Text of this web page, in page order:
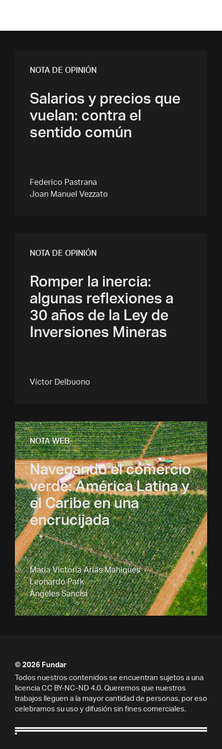
NOTA DE OPINIÓN
Salarios y precios que
vuelan: contra el
sentido común
Federico Pastrana
Joan Manuel Vezzato
NOTA DE OPINIÓN
Romper la inercia:
algunas reflexiones a
30 años de la Ley de
Inversiones Mineras
Víctor Delbuono
NOTA WEB
Navegando el comercio
verde: América Latina y
el Caribe en una
encrucijada
Maria Victoria Arias Mahiques
Leonardo Park
Ángeles Sancisi
© 2026 Fundar
Todos nuestros contenidos se encuentran sujetos a una
licencia CC BY-NC-ND 4.0. Queremos que nuestros
trabajos lleguen a la mayor cantidad de personas, por eso
celebramos su uso y difusión sin fines comerciales.